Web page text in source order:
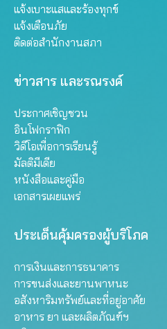
แจ้งเบาะแสและร้องทุกข์
แจ้งเตือนภัย
ติดต่อสำนักงานสภา
ข่าวสาร และรณรงค์
ประกาศเชิญชวน
อินโฟกราฟิก
วิดีโอเพื่อการเรียนรู้
มัลติมีเดีย
หนังสือและคู่มือ
เอกสารเผยแพร่
ประเด็นคุ้มครองผู้บริโภค
การเงินและการธนาคาร
การขนส่งและยานพาหนะ
อสังหาริมทรัพย์และที่อยู่อาศัย
อาหาร ยา และผลิตภัณฑ์ฯ